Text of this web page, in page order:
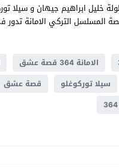
الامانة 364 قصة عشق
سيلا توركوغلو قصة عشق